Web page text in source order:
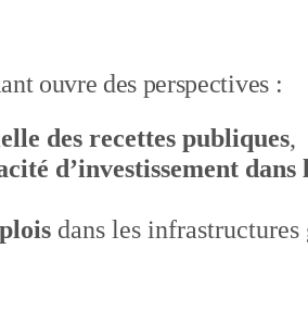
ouvre des perspectives :
des recettes publiques,
d’investissement
dans les